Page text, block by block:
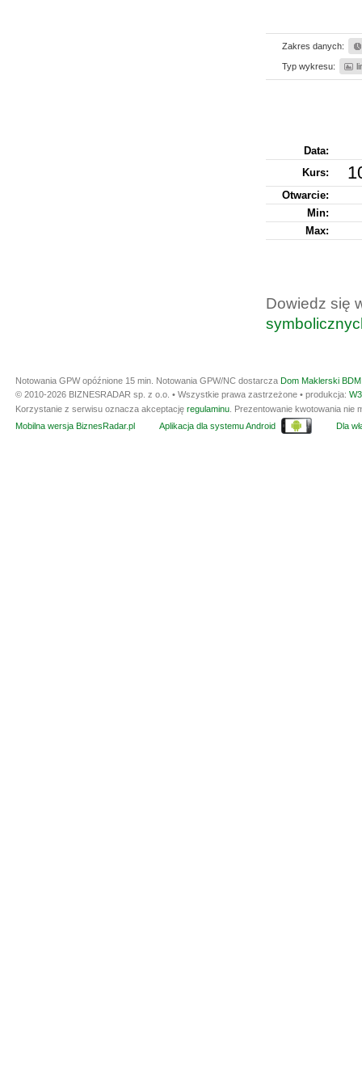
Zakres danych:
Typ wykresu:
Data:
Kurs:
Otwarcie:
Min:
Max:
Dowiedz się
Notowania GPW opóźnione 15 min. Notowania GPW/NC dostarcza Dom Maklerski
© 2010-2026 BIZNESRADAR sp. z o.o. • Wszystkie prawa zastrzeżone • produkcja:
Korzystanie z serwisu oznacza akceptację regulaminu . Prezentowanie kwotowania
Mobilna wersja BiznesRadar.pl
Aplikacja dla systemu Android Dla